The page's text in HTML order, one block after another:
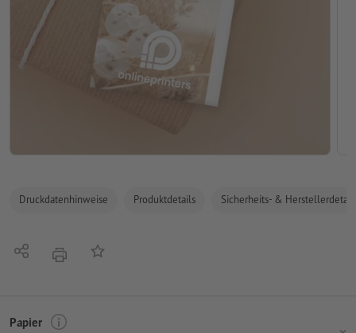
Druckdatenhinweise Produktdetails Sicherheits- &
Teilen DruckenAuf die Merkliste
Papier